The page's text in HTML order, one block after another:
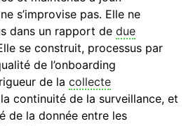
s’improvise pas. Elle ne
dans un rapport de due
se construit, processus par
de l’onboarding
de la collecte
continuité de la surveillance, et
de la donnée entre les